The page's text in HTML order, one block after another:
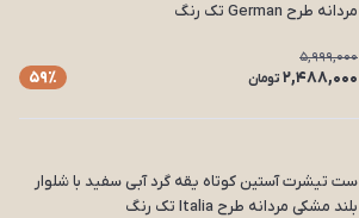
مردانه طرح German تک رنگ
5,999,000
2,488,000 تومان 59٪
ست تیشرت آستین کوتاه یقه گرد آبی سفید با شلوار
بلند مشکی مردانه طرح Italia تک رنگ